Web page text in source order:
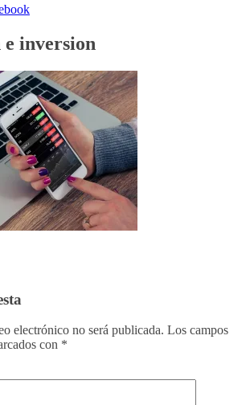
e inversion
electrónico no será publicada. Los campos
con *